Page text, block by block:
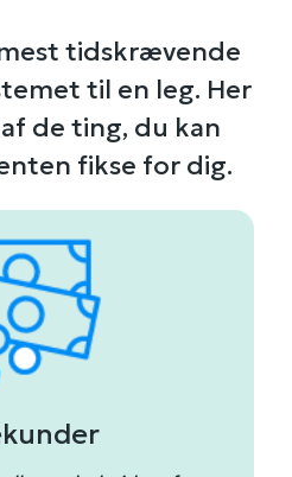
tidskrævende
til en leg. Her
de ting, du kan
fikse for dig.